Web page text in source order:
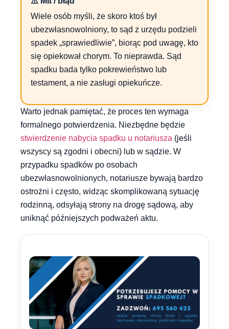
Wiele osób myśli, że skoro ktoś był
ubezwłasnowolniony, to sąd z urzędu podzieli
spadek „sprawiedliwie”, biorąc pod uwagę, kto
się opiekował chorym. To nieprawda. Sąd
spadku bada tylko pokrewieństwo lub
testament, a nie zasługi opiekuńcze.
Warto jednak pamiętać, że proces ten wymaga
formalnego potwierdzenia. Niezbędne będzie
stwierdzenie nabycia spadku u notariusza (jeśli
wszyscy są zgodni i obecni) lub w sądzie. W
przypadku spadków po osobach
ubezwłasnowolnionych, notariusze bywają bardzo
ostrożni i często, widząc skomplikowaną sytuację
rodzinną, odsyłają strony na drogę sądową, aby
uniknąć późniejszych podważeń aktu.